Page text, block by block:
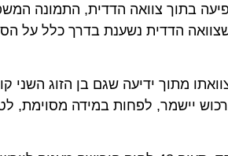
בתוך צוואה הדדית, התמונה
הדדית נשענת בדרך כלל על
מתוך ידיעה שגם בן הזוג השני
יישמר, לפחות במידה מסוימת,